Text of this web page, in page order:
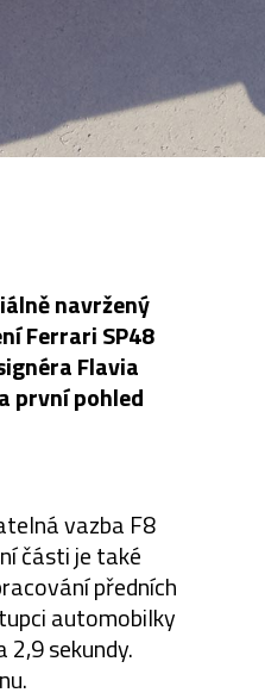
navržený
Ferrari SP48
Flavia
první pohled
vazba F8
části je také
předních
automobilky
sekundy.